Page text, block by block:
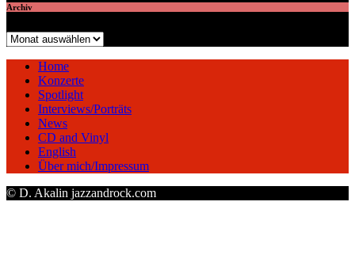
Archiv
Archiv
Home
Konzerte
Spotlight
Interviews/Porträts
News
CD and Vinyl
English
Über mich/Impressum
© D. Akalin jazzandrock.com